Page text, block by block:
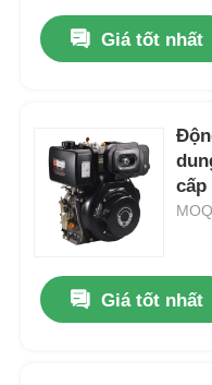
Giá tốt nhất
Giá tốt nhất